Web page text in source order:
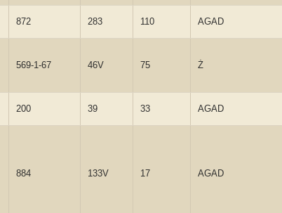
872 283 110 AGAD
569-1-67 46V 75 Ż
200 39 33 AGAD
884 133V 17 AGAD